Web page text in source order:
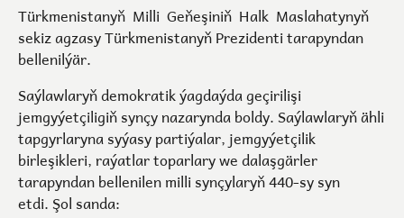
Türkmenistanyň Milli Geňeşiniň Halk Maslahatynyň
sekiz agzasy Türkmenistanyň Prezidenti tarapyndan
bellenilýär.
Saýlawlaryň demokratik ýagdaýda geçirilişi
jemgyýetçiligiň synçy nazarynda boldy. Saýlawlaryň ähli
tapgyrlaryna syýasy partiýalar, jemgyýetçilik
birleşikleri, raýatlar toparlary we dalaşgärler
tarapyndan bellenilen milli synçylaryň 440-sy syn
etdi. Şol sanda: